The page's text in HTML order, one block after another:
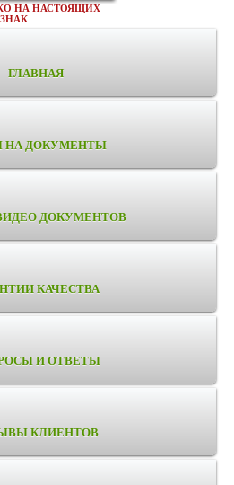
НА НАСТОЯЩИХ
ГЛАВНАЯ
НА ДОКУМЕНТЫ
ДОКУМЕНТОВ
КАЧЕСТВА
И ОТВЕТЫ
КЛИЕНТОВ